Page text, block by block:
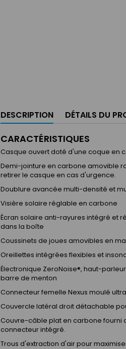
DESCRIPTION DÉTAILS DU
CARACTÉRISTIQUES
Casque ouvert doté d'une coque en
Demi-jointure en carbone amovible
retirer le casque en cas d'urgence.
Doublure avancée multi-densité et
Visière solaire réglable en carbone
Écran solaire anti-rayures intégré et
dans la boîte
Coussinets de joues amovibles en
Oreillettes intégrées flexibles et
Électronique ZeroNoise®, haut-
barre de menton
Connecteur femelle Nexus moulé
Couvercle latéral droit détachable
Couvre-câble plat en carbone fourni
connecteur intégré.
Trous d'extraction d'air pour